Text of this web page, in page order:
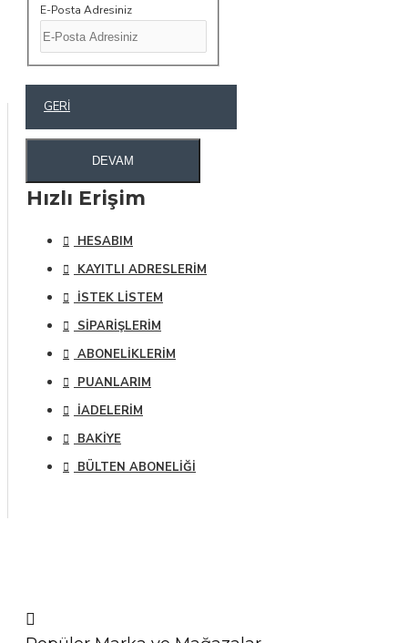
E-Posta Adresiniz
GERI
DEVAM
Hızlı Erişim
HESABIM
KAYITLI ADRESLERIM
İSTEK LISTEM
SIPARIŞLERIM
ABONELIKLERIM
PUANLARIM
İADELERIM
BAKIYE
BÜLTEN ABONELIĞI